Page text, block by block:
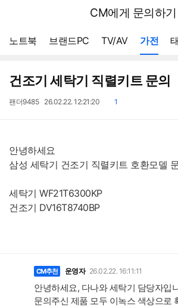
다나와
CM에게 문의하기
노트북 브랜드PC TV/AV 가전
건조기 세탁기 직렬키트 문의
작
팬더9485
작
26.02.22. 12:21:20
댓1
안녕하세요
삼성 세탁기 건조기 직렬키트 호환모델
세탁기 WF21T6300KP
건조기 DV16T8740BP
CM추천 운영자 26.02.22. 16:11:11
안녕하세요, 다나와 세탁기 담당자입
문의주신 제품 모두 이녹스 색상으로